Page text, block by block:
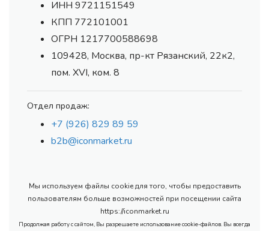
ИНН 9721151549
КПП 772101001
ОГРН 1217700588698
109428, Москва, пр-кт Рязанский, 22к2,
пом. XVI, ком. 8
Отдел продаж:
+7 (926) 829 89 59
b2b@iconmarket.ru
Мы используем файлы cookie для того, чтобы предоставить
пользователям больше возможностей при посещении сайта
https://iconmarket.ru
Продолжая работу с сайтом, Вы разрешаете использование cookie-файлов. Вы всегда